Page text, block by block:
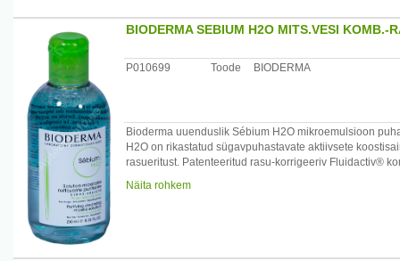
Koostis: vesi, PEG-6 kaprüül/kapriin glütseriidid,
tsetrimooniumbromiid, lõhnaaine.
BIODERMA SEBIUM H2O MITS.VESI KOMB.-
P010699 Toode BIODERMA
Bioderma uuenduslik Sébium H2O mikroemulsioon
H2O on rikastatud sügavpuhastavate aktiivsete
rasueritust. Patenteeritud rasu-korrigeeriv Fluidactiv®
Näita rohkem